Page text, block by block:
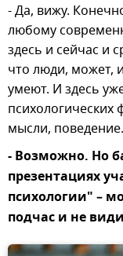
- Да, вижу.
любому
здесь и сейчас и
что люди, может,
умеют. И здесь
психологических
мысли, поведение.
- Возможно. Но
презентациях
психологии" –
подчас и не